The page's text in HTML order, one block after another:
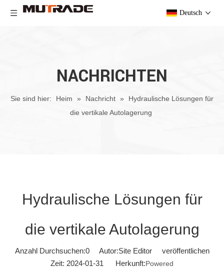
Deutsch
NACHRICHTEN
Sie sind hier: Heim » Nachricht »
Hydraulische Lösungen für
die vertikale Autolagerung
Hydraulische Lösungen für
die vertikale Autolagerung
Anzahl Durchsuchen:0Autor:Site Editor veröffentlichen
Zeit: 2024-01-31 Herkunft:Powered